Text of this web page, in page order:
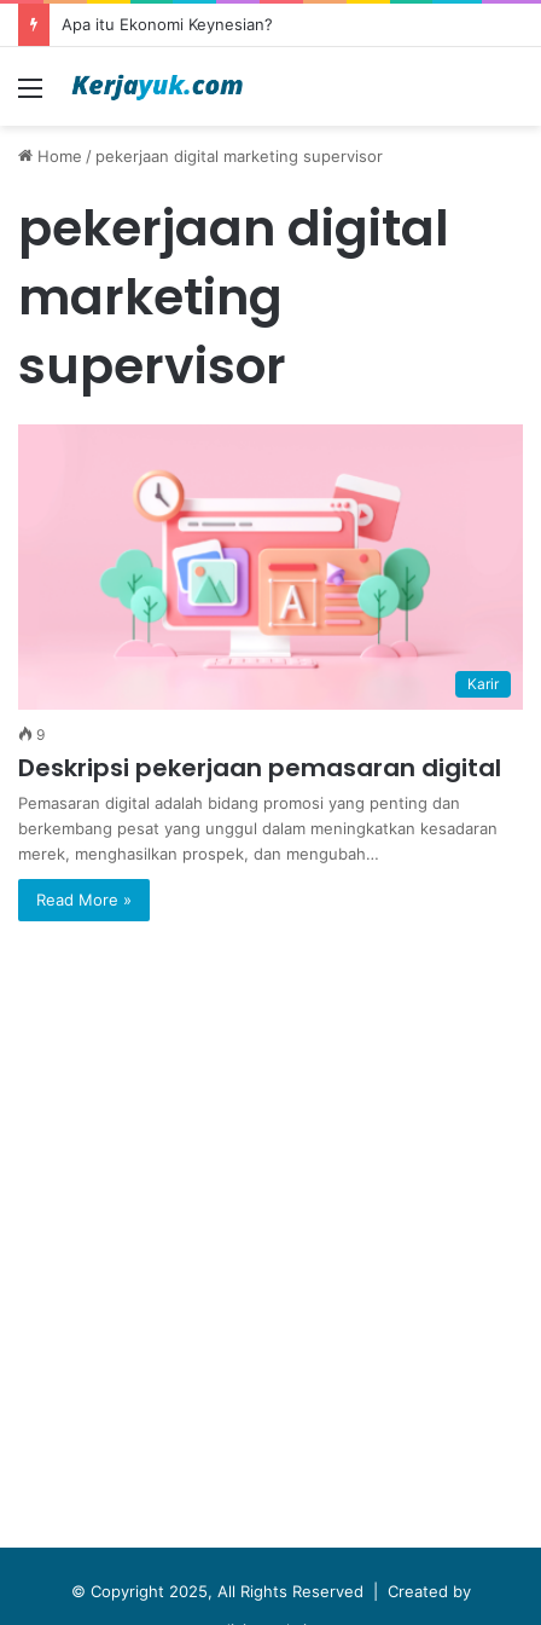
Apa itu Ekonomi Keynesian?
Menu
Home / pekerjaan digital marketing supervisor
pekerjaan digital
marketing
supervisor
Karir
9
Deskripsi pekerjaan pemasaran digital
Pemasaran digital adalah bidang promosi yang penting dan
berkembang pesat yang unggul dalam meningkatkan kesadaran
merek, menghasilkan prospek, dan mengubah…
Read More »
© Copyright 2025, All Rights Reserved | Created by